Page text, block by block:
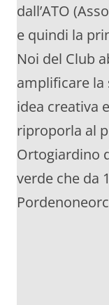
dall’ATO
e quindi la
Noi del Club
amplificare la
idea creativa
riproporla al
Ortogiardino
verde che da